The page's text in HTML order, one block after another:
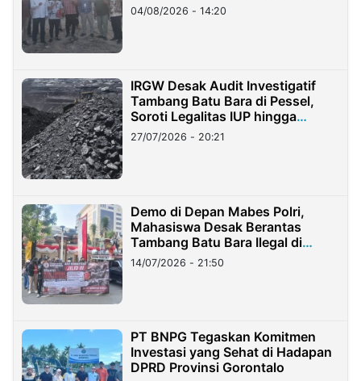
04/08/2026 - 14:20
IRGW Desak Audit Investigatif
Tambang Batu Bara di Pessel,
Soroti Legalitas IUP hingga
Stockpile
27/07/2026 - 20:21
Demo di Depan Mabes Polri,
Mahasiswa Desak Berantas
Tambang Batu Bara Ilegal di
Lampung
14/07/2026 - 21:50
PT BNPG Tegaskan Komitmen
Investasi yang Sehat di Hadapan
DPRD Provinsi Gorontalo